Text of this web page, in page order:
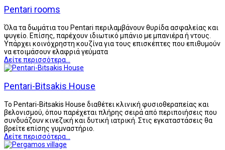
Pentari rooms
Όλα τα δωμάτια του Pentari περιλαμβάνουν θυρίδα ασφαλείας και
ψυγείο. Επίσης, παρέχουν ιδιωτικό μπάνιο με μπανιέρα ή ντους.
Υπάρχει κοινόχρηστη κουζίνα για τους επισκέπτες που επιθυμούν
να ετοιμάσουν ελαφριά γεύματα
Δείτε περισσότερα...
Pentari-Bitsakis House
Το Pentari-Bitsakis House διαθέτει κλινική φυσιοθεραπείας και
βελονισμού, όπου παρέχεται πλήρης σειρά από περιποιήσεις που
συνδυάζουν κινεζική και δυτική ιατρική. Στις εγκαταστάσεις θα
βρείτε επίσης γυμναστήριο.
Δείτε περισσότερα...